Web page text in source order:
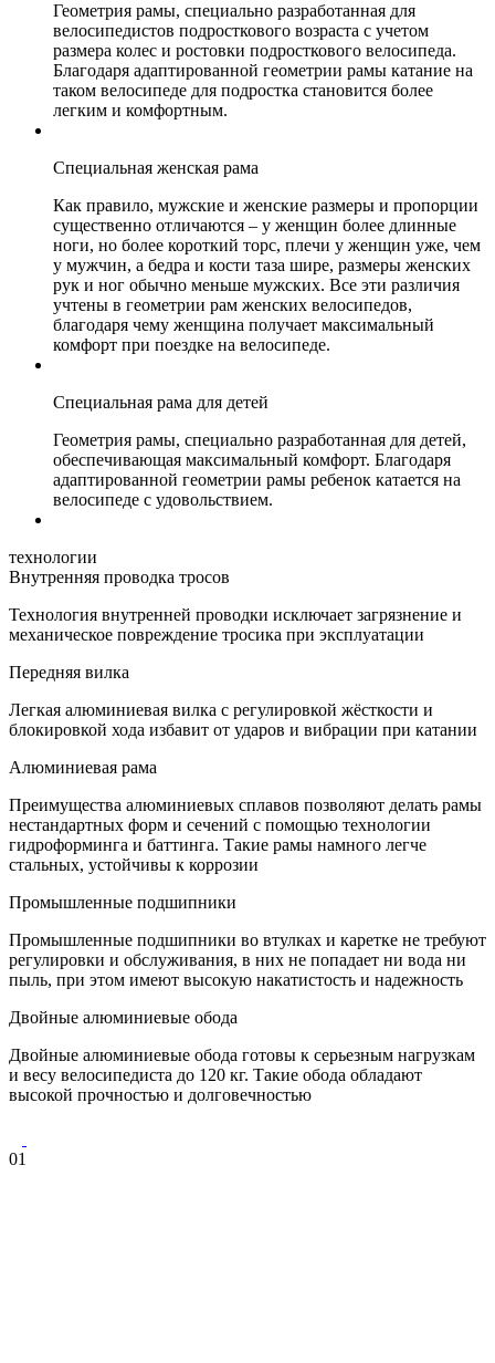
Геометрия рамы, специально разработанная для
велосипедистов подросткового возраста с учетом
размера колес и ростовки подросткового велосипеда.
Благодаря адаптированной геометрии рамы катание на
таком велосипеде для подростка становится более
легким и комфортным.
Специальная женская рама
Как правило, мужские и женские размеры и пропорции
существенно отличаются – у женщин более длинные
ноги, но более короткий торс, плечи у женщин уже, чем
у мужчин, а бедра и кости таза шире, размеры женских
рук и ног обычно меньше мужских. Все эти различия
учтены в геометрии рам женских велосипедов,
благодаря чему женщина получает максимальный
комфорт при поездке на велосипеде.
Специальная рама для детей
Геометрия рамы, специально разработанная для детей,
обеспечивающая максимальный комфорт. Благодаря
адаптированной геометрии рамы ребенок катается на
велосипеде с удовольствием.
технологии
Внутренняя проводка тросов
Технология внутренней проводки исключает загрязнение и
механическое повреждение тросика при эксплуатации
Передняя вилка
Легкая алюминиевая вилка с регулировкой жёсткости и
блокировкой хода избавит от ударов и вибрации при катании
Алюминиевая рама
Преимущества алюминиевых сплавов позволяют делать рамы
нестандартных форм и сечений с помощью технологии
гидроформинга и баттинга. Такие рамы намного легче
стальных, устойчивы к коррозии
Промышленные подшипники
Промышленные подшипники во втулках и каретке не требуют
регулировки и обслуживания, в них не попадает ни вода ни
пыль, при этом имеют высокую накатистость и надежность
Двойные алюминиевые обода
Двойные алюминиевые обода готовы к серьезным нагрузкам
и весу велосипедиста до 120 кг. Такие обода обладают
высокой прочностью и долговечностью
01